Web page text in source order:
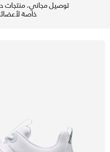
توصيل مجاني، منتجات
خاصة